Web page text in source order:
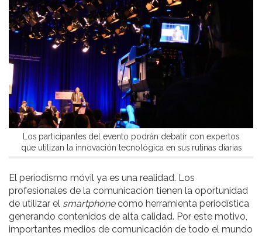
Los participantes del evento podrán debatir con expertos
que utilizan la innovación tecnológica en sus rutinas diarias
El periodismo móvil ya es una realidad. Los
profesionales de la comunicación tienen la oportunidad
de utilizar el smartphonecomo herramienta periodística
generando contenidos de alta calidad. Por este motivo,
importantes medios de comunicación de todo el mundo